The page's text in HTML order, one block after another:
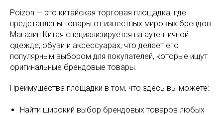
Poizon — это китайская торговая площадка, где
представлены товары от известных мировых брендов.
Магазин Китая специализируется на аутентичной
одежде, обуви и аксессуарах, что делает его
популярным выбором для покупателей, которые ищут
оригинальные брендовые товары.
Преимущества площадки в том, что здесь вы можете:
Найти широкий выбор брендовых товаров любых